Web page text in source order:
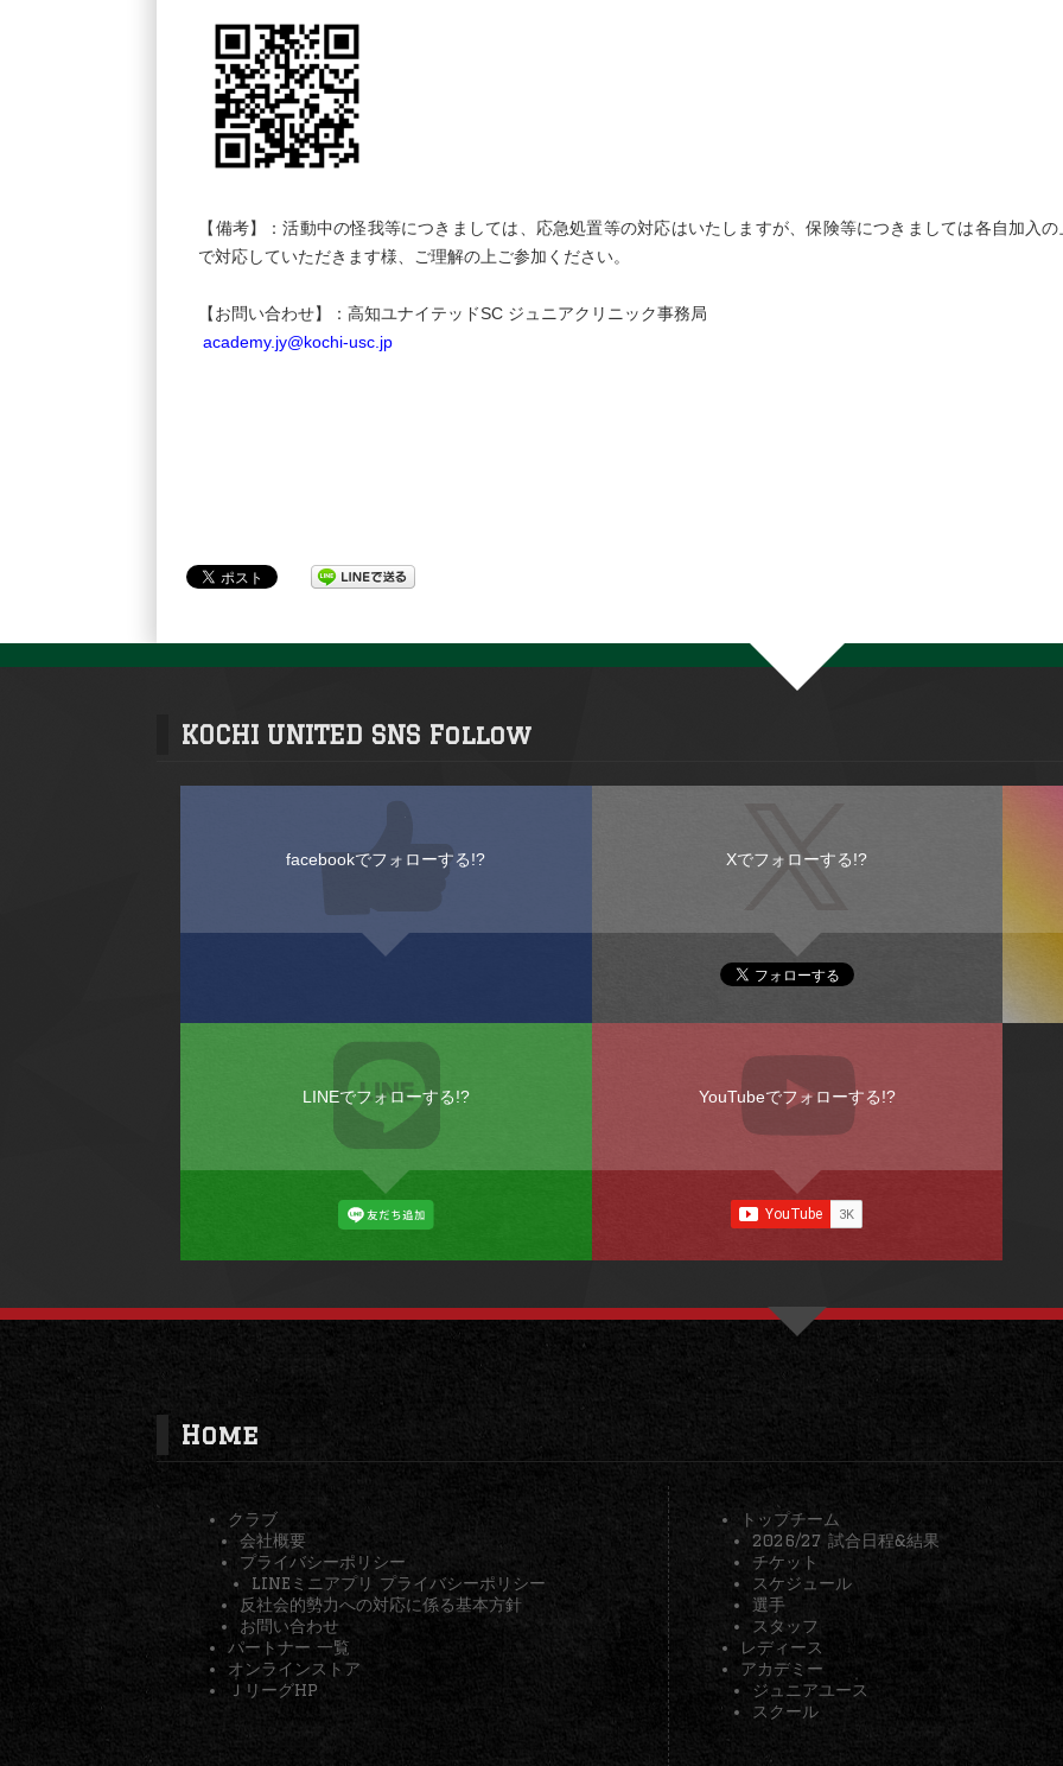
【備考】：活動中の怪我等につきましては、応急処置等の対応はいたしますが、保険等につきましては各自加入の
で対応していただきます様、ご理解の上ご参加ください。
【お問い合わせ】：高知ユナイテッドSC ジュニアクリニック事務局
academy.jy@kochi-usc.jp
KOCHI UNITED SNS Follow
facebookでフォローする!? Xでフォローする!?
LINEでフォローする!? YouTubeでフォローする!?
Home
クラブ
会社概要
プライバシーポリシー
LINEミニアプリ プライバシーポリシー
反社会的勢力への対応に係る基本方針
お問い合わせ
パートナー 一覧
オンラインストア
ＪリーグHP
トップチーム
2026/27 試合日程&結果
チケット
スケジュール
選手
スタッフ
レディース
アカデミー
ジュニアユース
スクール